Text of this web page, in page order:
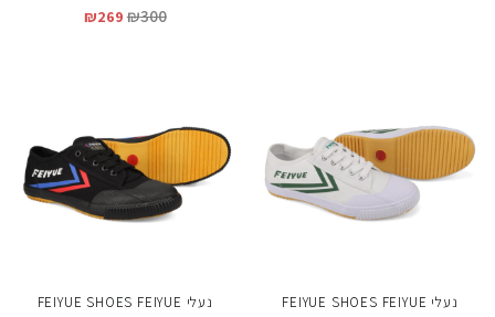
₪300
₪269
נעלי FEIYUE SHOES FEIYUE נעלי FEIYUE SHOES FEIYUE